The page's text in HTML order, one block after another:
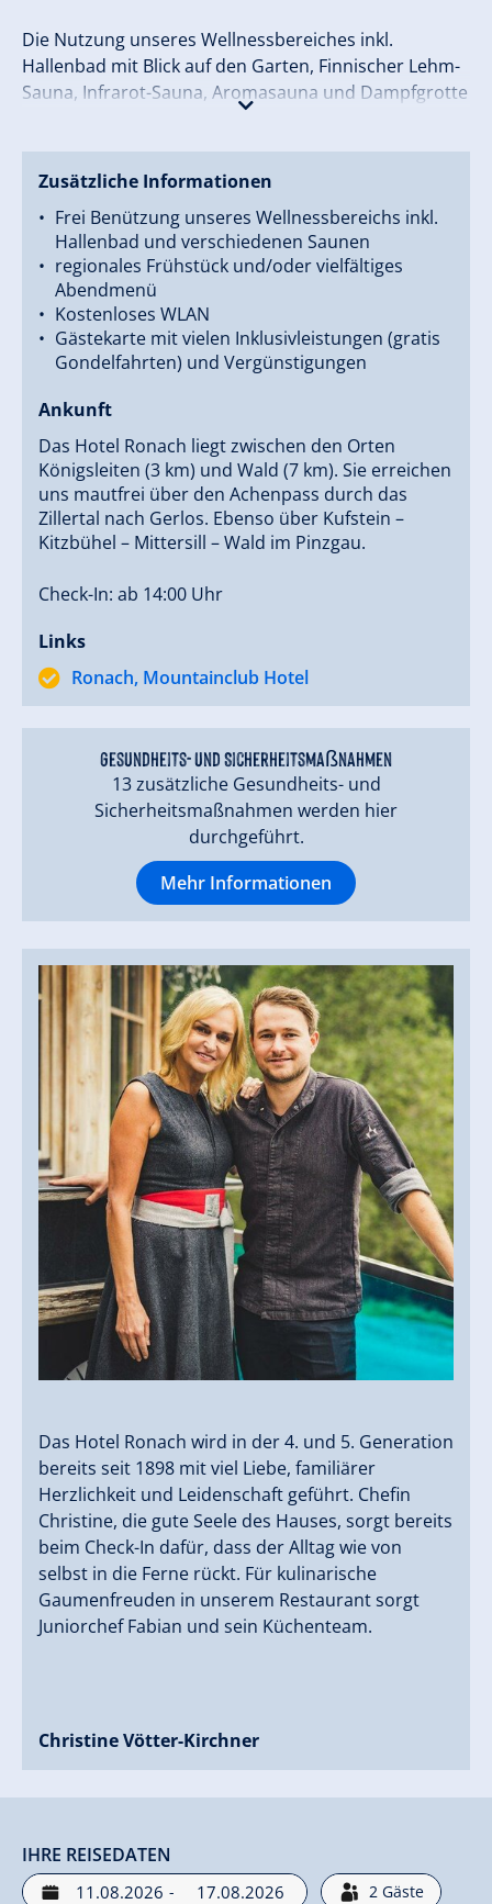
Die Nutzung unseres Wellnessbereiches inkl.
Hallenbad mit Blick auf den Garten, Finnischer Lehm-
Sauna, Infrarot-Sauna, Aromasauna und Dampfgrotte
Zusätzliche Informationen
Frei Benützung unseres Wellnessbereichs inkl.
Hallenbad und verschiedenen Saunen
regionales Frühstück und/oder vielfältiges
Abendmenü
Kostenloses WLAN
Gästekarte mit vielen Inklusivleistungen (gratis
Gondelfahrten) und Vergünstigungen
Ankunft
Das Hotel Ronach liegt zwischen den Orten
Königsleiten (3 km) und Wald (7 km). Sie erreichen
uns mautfrei über den Achenpass durch das
Zillertal nach Gerlos. Ebenso über Kufstein –
Kitzbühel – Mittersill – Wald im Pinzgau.
Check-In: ab 14:00 Uhr
Links
Ronach, Mountainclub Hotel
Gesundheits- und Sicherheitsmaßnahmen
13 zusätzliche Gesundheits- und
Sicherheitsmaßnahmen werden hier
durchgeführt.
Mehr Informationen
Das Hotel Ronach wird in der 4. und 5. Generation
bereits seit 1898 mit viel Liebe, familiärer
Herzlichkeit und Leidenschaft geführt. Chefin
Christine, die gute Seele des Hauses, sorgt bereits
beim Check-In dafür, dass der Alltag wie von
selbst in die Ferne rückt. Für kulinarische
Gaumenfreuden in unserem Restaurant sorgt
Juniorchef Fabian und sein Küchenteam.
Christine Vötter-Kirchner
IHRE REISEDATEN
- 2 Gäste